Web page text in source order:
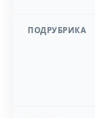
ПОДРУБРИКА